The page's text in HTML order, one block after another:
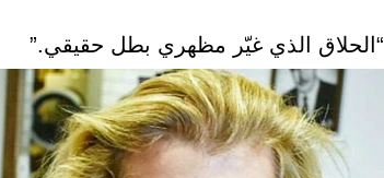
“الحلاق الذي غيّر مظهري بطل حقيقي.”